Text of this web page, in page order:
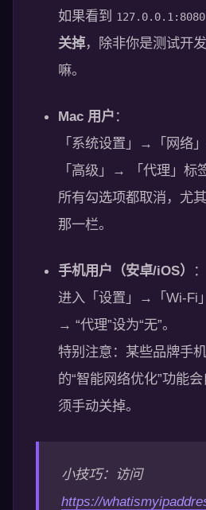
如果看到
127.0.0.1:8080
关掉，除非你是测试开
嘛。
Mac 用户 ：
「系统设置」→「网络
「高级」→ 「代理」标
所有勾选项都取消，尤
那一栏。
手机用户（安卓/iOS）
：
进入「设置」→「Wi-Fi
→ “代理”设为“无”。
特别注意：某些品牌手
的“智能网络优化”功能
须手动关掉。
小技巧：访问
https://